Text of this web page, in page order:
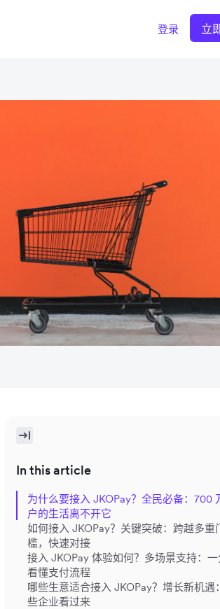
登录 立
In this article
为什么要接入 JKOPay？ 全民必备：700
户的生活离不开它
如何接入 JKOPay？ 关键突破：跨越多重
槛，快速对接
接入 JKOPay 体验如何？ 多场景支持：一
看懂支付流程
哪些生意适合接入 JKOPay？ 增长新机遇
些企业看过来